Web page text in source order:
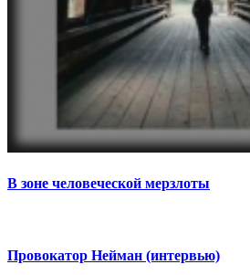
В зоне человеческой мерзлоты
Провокатор Нейман (интервью)